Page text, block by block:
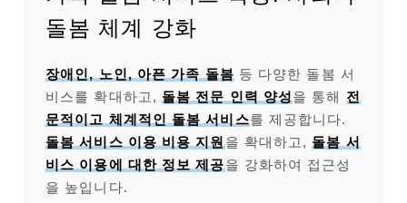
돌봄 체계 강화
장애인, 노인, 아픈 가족 돌봄 등 다양한 돌봄 서
비스를 확대하고, 돌봄 전문 인력 양성을 통해 전
문적이고 체계적인 돌봄 서비스를 제공합니다.
돌봄 서비스 이용 비용 지원 을 확대하고, 돌봄 서
비스 이용에 대한 정보 제공을 강화하여 접근성
을 높입니다.